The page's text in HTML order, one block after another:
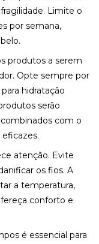
Limite o
por semana,
produtos a serem
Opte sempre por
hidratação
serão
com o
atenção. Evite
os fios. A
a temperatura,
conforto e
é essencial para